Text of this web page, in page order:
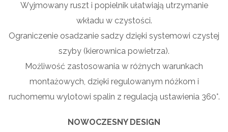
Wyjmowany ruszt i popielnik ułatwiają utrzymanie
wkładu w czystości.
Ograniczenie osadzanie sadzy dzięki systemowi czystej
szyby (kierownica powietrza).
Możliwość zastosowania w różnych warunkach
montażowych, dzięki regulowanym nóżkom i
ruchomemu wylotowi spalin z regulacją ustawienia 360°.
NOWOCZESNY DESIGN